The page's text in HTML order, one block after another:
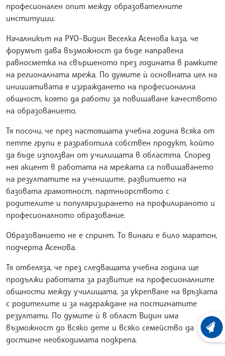
професионален опит между образователните
институции.
Началникът на РУО–Видин Веселка Асенова каза, че
форумът дава възможност да бъде направена
равносметка на свършеното през годината в рамките
на регионалната мрежа. По думите ѝ основната цел на
инициативата е изграждането на професионална
общност, която да работи за повишаване качеството
на образованието.
Тя посочи, че през настоящата учебна година всяка от
петте групи е разработила собствен продукт, който
да бъде използван от училищата в областта. Според
нея акцент в работата на мрежата са повишаването
на резултатите на учениците, развитието на
базовата грамотност, партньорството с
родителите и популяризирането на профилираното и
професионалното образование.
Образованието не е спринт. То винаги е било маратон,
подчерта Асенова.
Тя отбеляза, че през следващата учебна година ще
продължи работата за развитие на професионалните
общности между училищата, за укрепване на връзката
с родителите и за надграждане на постигнатите
резултати. По думите ѝ в област Видин има
възможност до всяко дете и всяко семейство да
достигне необходимата подкрепа.